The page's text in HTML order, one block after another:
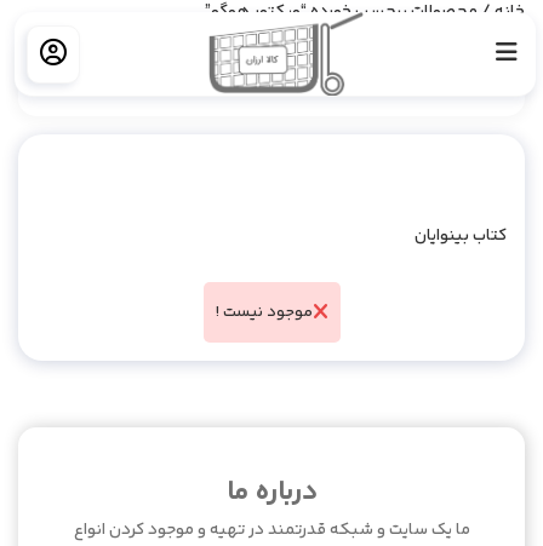
خانه/ محصولات برچسب خورده “ویکتور هوگو”
کتاب بینوایان
موجود نیست !
درباره ما
ما یک سایت و شبکه قدرتمند در تهیه و موجود کردن انواع